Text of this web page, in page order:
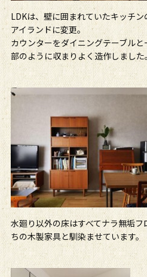
LDKは、壁に囲まれていたキッチ
アイランドに変更。
カウンターをダイニングテーブル
部のように収まりよく造作しました。
水廻り以外の床はすべてナラ無垢
ちの木製家具と馴染ませています。